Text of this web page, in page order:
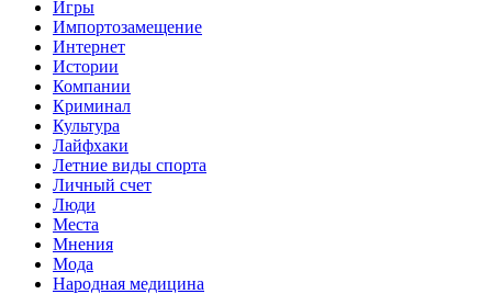
Игры
Импортозамещение
Интернет
Истории
Компании
Криминал
Культура
Лайфхаки
Летние виды спорта
Личный счет
Люди
Места
Мнения
Мода
Народная медицина